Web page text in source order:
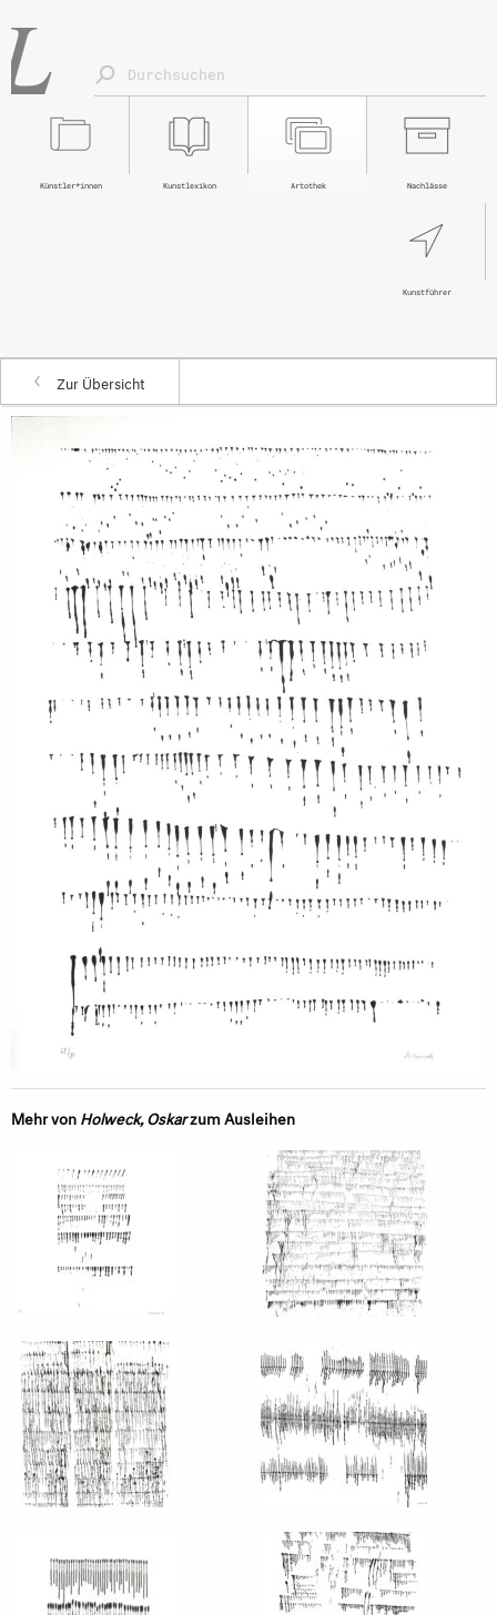
Nachlässe
Artothek
Kunstlexikon
Künstler*innen
Kunstführer
Zur Übersicht
Mehr vonHolweck, Oskarzum Ausleihen